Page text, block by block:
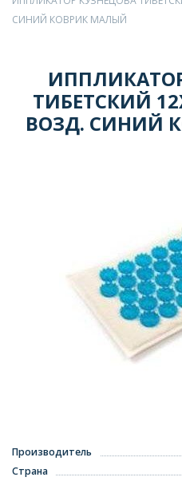
СИНИЙ КОВРИК МАЛЫЙ
ТИБЕТСКИЙ
ВОЗД. СИНИЙ
Производитель
Страна